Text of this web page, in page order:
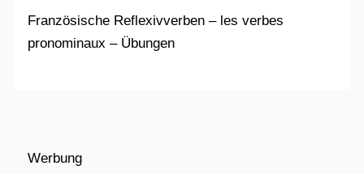
Französische Reflexivverben – les verbes
pronominaux – Übungen
Werbung